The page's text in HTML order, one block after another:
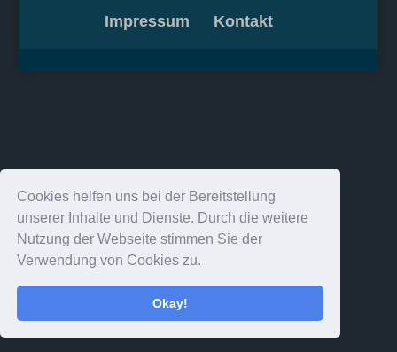
Cookies helfen uns bei der Bereitstellung
unserer Inhalte und Dienste. Durch die weitere
Nutzung der Webseite stimmen Sie der
Verwendung von Cookies zu.
Okay!
Impressum Kontakt